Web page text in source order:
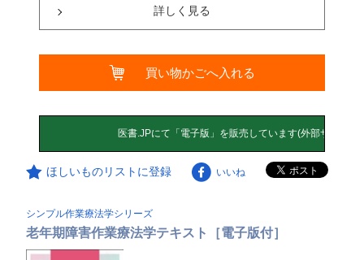
詳しく見る
買い物かごへ入れる
ほしいものリストに登録 いいね
シンプル作業療法学シリーズ
老年期障害作業療法学テキスト［電子版付］